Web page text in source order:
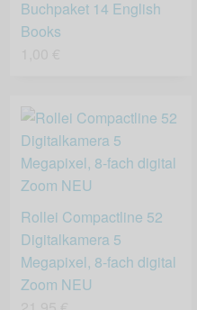
Buchpaket 14 English
Books
Rollei Compactline 52
Digitalkamera 5
Megapixel, 8-fach digital
Zoom NEU